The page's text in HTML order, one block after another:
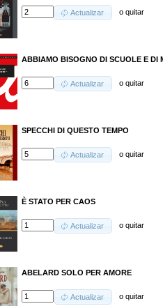
Actualizar oquitar
ABBIAMO BISOGNO DI SCUOLE E DI
Actualizar oquitar
SPECCHI DI QUESTO TEMPO
Actualizar oquitar
È STATO PER CAOS
Actualizar oquitar
ABELARD SOLO PER AMORE
Actualizar oquitar